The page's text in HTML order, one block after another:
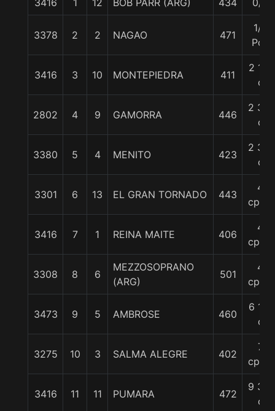
3416 1 12 BOB PARR (ARG) 434 0/0
3378 2 2 NAGAO 471
1/2
Pcz
3416 3 10 MONTEPIEDRA 411
2 1/4
c
2802 4 9 GAMORRA 446
2 3/4
c
3380 5 4 MENITO 423
2 3/4
c
3301 6 13 EL GRAN TORNADO 443
4
cpos.
3416 7 1 REINA MAITE 406
4
cpos.
3308 8 6
MEZZOSOPRANO
(ARG)
501
4
cpos.
3473 9 5 AMBROSE 460
6 1/2
c
3275 10 3 SALMA ALEGRE 402
7
cpos.
3416 11 11 PUMARA 472
9 3/4
c